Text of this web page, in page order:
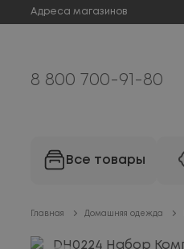
Адреса магазинов
8 800 700-91-80
Все товары
Главная Домашняя одежда